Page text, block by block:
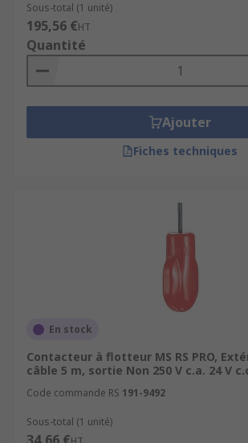
Sous-total (1 unité)
195,56 €HT
Quantité
Ajouter
Fiches techniques
En stock
Contacteur à flotteur MS RS PRO,
câble 5 m, sortie Non 250 V c.a. 24 V
Code commande RS 191-9492
Sous-total (1 unité)